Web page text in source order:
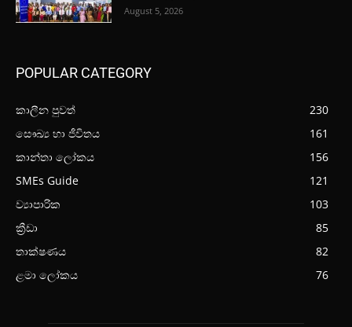
August 5, 2026
POPULAR CATEGORY
කාලීන පුවත්
230
සෞඛ්‍ය හා ජීවිතය
161
කාන්තා ලෝකය
156
SMEs Guide
121
ව්‍යාපාරික
103
ක්‍රීඩා
85
තාක්ෂණය
82
ළමා ලෝකය
76